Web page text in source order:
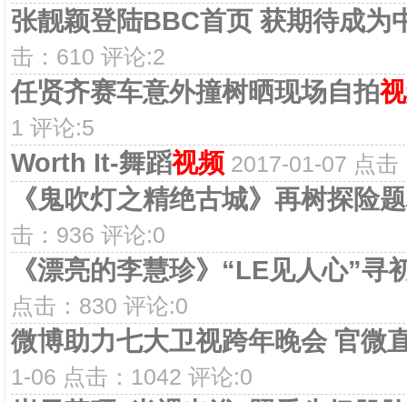
张靓颖登陆BBC首页 获期待成为
击：610 评论:2
任贤齐赛车意外撞树晒现场自拍
1 评论:5
Worth It-舞蹈视频 2017-01-07 点击
《鬼吹灯之精绝古城》再树探险
击：936 评论:0
《漂亮的李慧珍》“LE见人心”寻
点击：830 评论:0
微博助力七大卫视跨年晚会 官微
1-06 点击：1042 评论:0